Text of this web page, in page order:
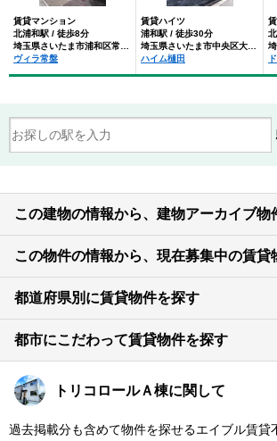
賃貸マンション
北浦和駅 / 徒歩8分
埼玉県さいたま市浦和区常盤１０丁目
ヴィラ常盤
賃貸ハイツ
浦和駅 / 徒歩30分
埼玉県さいたま市中央区大戸５丁目
ハイム樋田
この建物の情報から、建物アーカイブ物
この物件の情報から、現在募集中の賃貸
都道府県別に賃貸物件を探す
都市にこだわって賃貸物件を探す
トリコロールＡ棟に関して
過去掲載分も含めて物件を探せるエイブル賃貸